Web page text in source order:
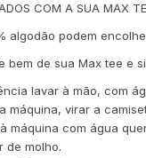
COM A SUA MAX
algodão podem
bem de sua
lavar à mão, com
máquina, virar a
máquina com água
de molho.